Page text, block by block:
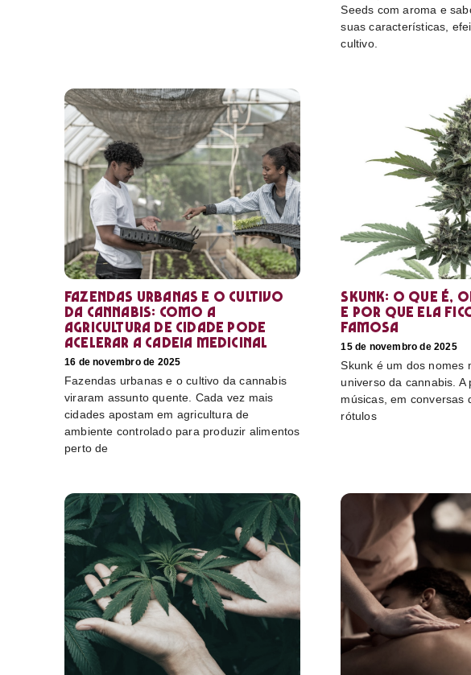
Seeds com aroma e
suas características,
cultivo.
Fazendas urbanas e o cultivo
da cannabis: como a
agricultura de cidade pode
acelerar a cadeia medicinal
16 de novembro de 2025
Fazendas urbanas e o cultivo da cannabis
viraram assunto quente. Cada vez mais
cidades apostam em agricultura de
ambiente controlado para produzir alimentos
perto de
Skunk: o que é,
e por que ela
famosa
15 de novembro de 2025
Skunk é um dos nomes
universo da cannabis. A
músicas, em conversas
rótulos